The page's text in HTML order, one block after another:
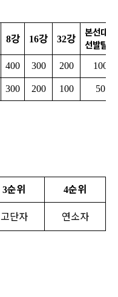
8강 16강 32강
본선대회
선발탈락
400 300 200 100
300 200 100 50
3순위 4순위
고단자 연소자